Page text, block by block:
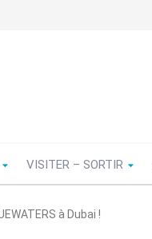
VISITER – SORTIR
à Dubai !